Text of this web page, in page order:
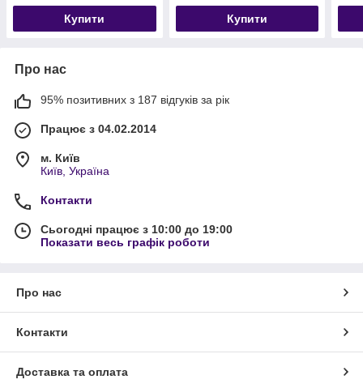
Купити Купити
Про нас
95% позитивних з 187 відгуків за рік
Працює з 04.02.2014
м. Київ
Київ, Україна
Контакти
Сьогодні працює з 10:00 до 19:00
Показати весь графік роботи
Про нас
Контакти
Доставка та оплата